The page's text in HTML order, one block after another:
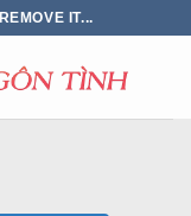
IT...